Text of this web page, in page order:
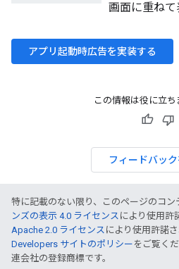
画面に重ねて
アプリ起動時広告を実装する
この情報は役に立ち
フィードバッ
特に記載のない限り、このページのコン
ンズの表示 4.0 ライセンス により使用許
Apache 2.0 ライセンス により使用許諾
Developers サイトのポリシー をご覧く
連会社の登録商標です。